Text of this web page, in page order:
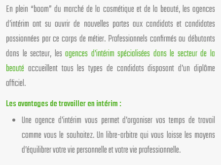
En plein “boom” du marché de la cosmétique et de la beauté, les agences
d’intérim ont su ouvrir de nouvelles portes aux candidats et candidates
passionnées par ce corps de métier. Professionnels confirmés ou débutants
dans le secteur, les agences d’intérim spécialisées dans le secteur de la
beauté accueillent tous les types de candidats disposant d’un diplôme
officiel.
Les avantages de travailler en intérim :
Une agence d’intérim vous permet d’organiser vos temps de travail
comme vous le souhaitez. Un libre-arbitre qui vous laisse les moyens
d’équilibrer votre vie personnelle et votre vie professionnelle.